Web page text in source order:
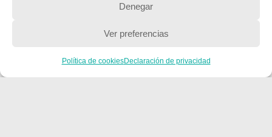
Denegar
Ver preferencias
Política de cookiesDeclaración de privacidad
Quienes somos